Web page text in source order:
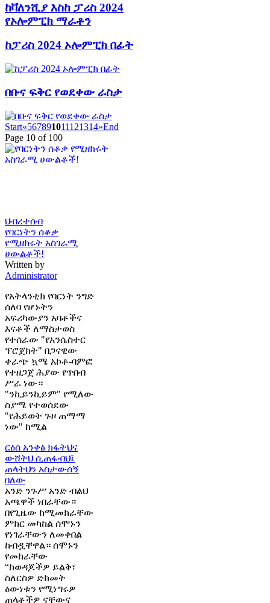
ከቫለንሺያ እስከ ፓሪስ 2024
የኦሎምፒክ ማራቶን
ከፓሪስ 2024 ኦሎምፒክ በፊት
በቡና ፍቅር የወደቀው ራስታ
Start«567891011121314»End
Page 10 of 100
ህብረተሰብ
የባርነትን ሰቆቃ
የሚዘክሩት አስገራሚ
ሀውልቶች!
Written by
Administrator
የአትላንቲክ የባርነት ንግድ
ሰለባ የሆኑትን
አፍሪካውያን አባቶችና
እናቶች ለማስታወስ
የተሰራው "የአንሴስተር
ፕሮጀክት" በጋናዊው
ቀራጭ ኳሜ አኮቶ-ባምፎ
የተዘጋጀ ሕያው የጥበብ
ሥራ ነው።
"ንኪይንኪይም" የሚለው
ስያሜ የተወሰደው
"የሕይወት ጉዞ ጠማማ
ነው" ከሚል
ርዕሰ አንቀፅ ክፋትህና
ውሸትህ ሲጠፋብህ፤
ጠላትህን አስታውሰኝ
በለው
አንድ ንጉሥ አንድ ብልህ
አጫዋች ነበራቸው።
በየጊዜው ከሚመክራቸው
ምክር መካከል ሰሞኑን
የነገራቸውን ለመቀበል
ከብዷቸዋል። ሰሞኑን
የመከራቸው
“ከወዳጆችዎ ይልቅ፣
ስለርስዎ ድክመት
ዕውነቱን የሚነግሩዎ
ጠላቶችዎ ናቸውና